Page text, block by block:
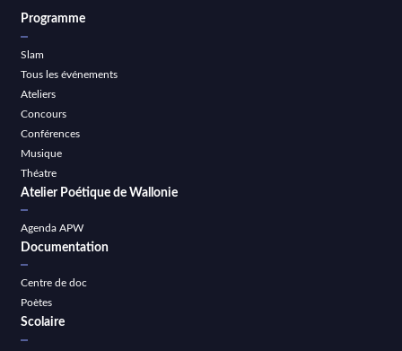
Programme
Slam
Tous les événements
Ateliers
Concours
Conférences
Musique
Théatre
Atelier Poétique de Wallonie
Agenda APW
Documentation
Centre de doc
Poètes
Scolaire